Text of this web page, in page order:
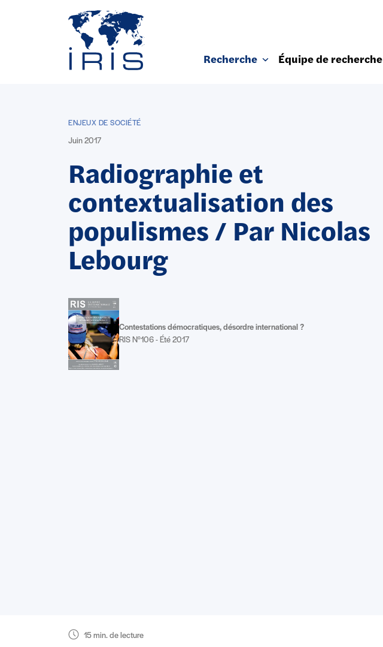
Recherche Équipe de recherche
ENJEUX DE SOCIÉTÉ
Juin 2017
Radiographie et
contextualisation des
populismes / Par Nicolas
Lebourg
Contestations démocratiques, désordre international ?
RIS N°106 - Été 2017
15 min. de lecture